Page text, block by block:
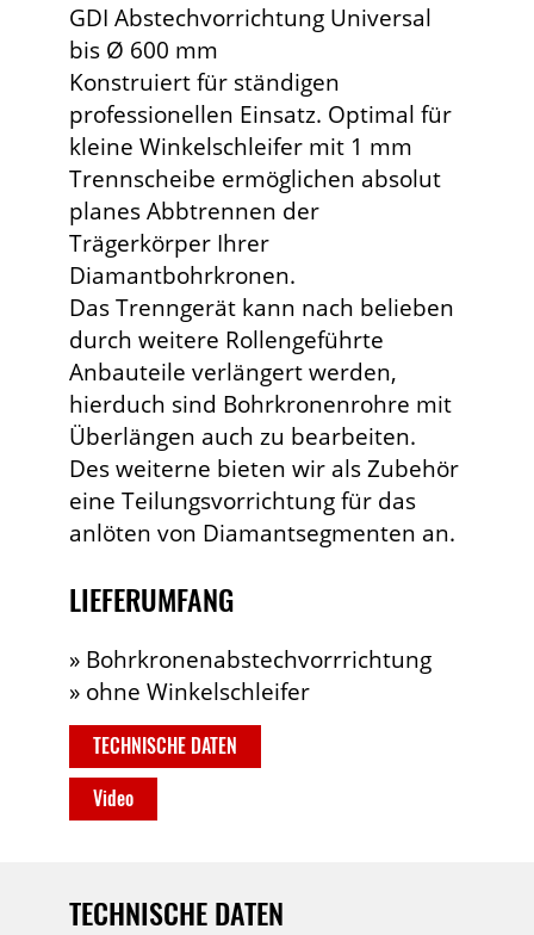
GDI Abstechvorrichtung Universal
bis Ø 600 mm
Konstruiert für ständigen
professionellen Einsatz. Optimal für
kleine Winkelschleifer mit 1 mm
Trennscheibe ermöglichen absolut
planes Abbtrennen der
Trägerkörper Ihrer
Diamantbohrkronen.
Das Trenngerät kann nach belieben
durch weitere Rollengeführte
Anbauteile verlängert werden,
hierduch sind Bohrkronenrohre mit
Überlängen auch zu bearbeiten.
Des weiterne bieten wir als Zubehör
eine Teilungsvorrichtung für das
anlöten von Diamantsegmenten an.
LIEFERUMFANG
» Bohrkronenabstechvorrrichtung
» ohne Winkelschleifer
TECHNISCHE DATEN
Video
TECHNISCHE DATEN